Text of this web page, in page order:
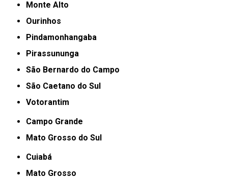
Monte Alto
Ourinhos
Pindamonhangaba
Pirassununga
São Bernardo do Campo
São Caetano do Sul
Votorantim
Campo Grande
Mato Grosso do Sul
Cuiabá
Mato Grosso